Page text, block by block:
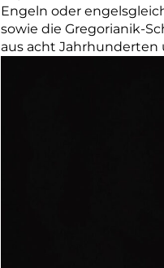
Engeln oder
sowie die Gregorianik-
aus acht Jahrhunderten